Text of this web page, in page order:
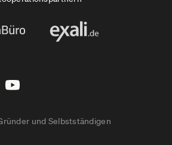
und Selbstständigen